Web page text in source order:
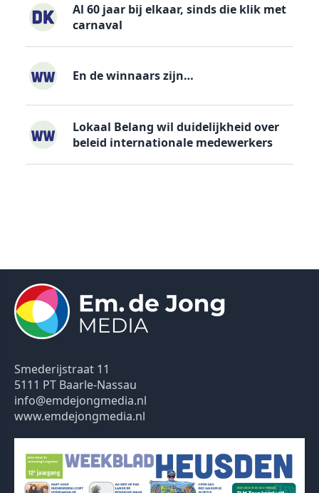
Al 60 jaar bij elkaar, sinds die klik met
carnaval
En de winnaars zijn…
Lokaal Belang wil duidelijkheid over
beleid internationale medewerkers
Smederijstraat 11
5111 PT Baarle-Nassau
info@emdejongmedia.nl
www.emdejongmedia.nl